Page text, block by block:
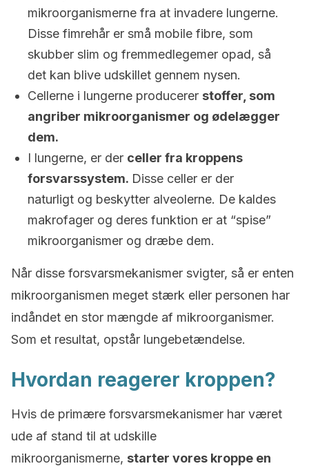
mikroorganismerne fra at invadere lungerne.
Disse fimrehår er små mobile fibre, som
skubber slim og fremmedlegemer opad, så
det kan blive udskillet gennem nysen.
Cellerne i lungerne producerer stoffer, som
angriber mikroorganismer og ødelægger
dem.
I lungerne, er der celler fra kroppens
forsvarssystem. Disse celler er der
naturligt og beskytter alveolerne. De kaldes
makrofager og deres funktion er at “spise”
mikroorganismer og dræbe dem.
Når disse forsvarsmekanismer svigter, så er enten
mikroorganismen meget stærk eller personen har
indåndet en stor mængde af mikroorganismer.
Som et resultat, opstår lungebetændelse.
Hvordan reagerer kroppen?
Hvis de primære forsvarsmekanismer har været
ude af stand til at udskille
mikroorganismerne, starter vores kroppe en